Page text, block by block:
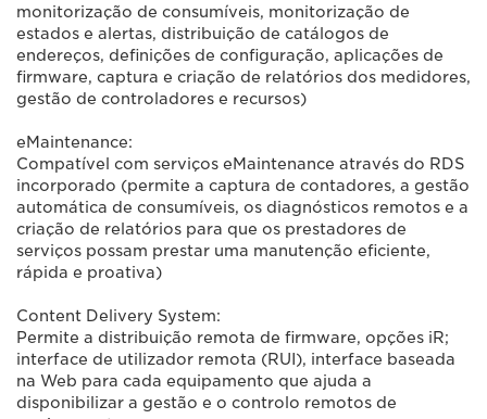
monitorização de consumíveis, monitorização de
estados e alertas, distribuição de catálogos de
endereços, definições de configuração, aplicações de
firmware, captura e criação de relatórios dos medidores,
gestão de controladores e recursos)
eMaintenance:
Compatível com serviços eMaintenance através do RDS
incorporado (permite a captura de contadores, a gestão
automática de consumíveis, os diagnósticos remotos e a
criação de relatórios para que os prestadores de
serviços possam prestar uma manutenção eficiente,
rápida e proativa)
Content Delivery System:
Permite a distribuição remota de firmware, opções iR;
interface de utilizador remota (RUI), interface baseada
na Web para cada equipamento que ajuda a
disponibilizar a gestão e o controlo remotos de